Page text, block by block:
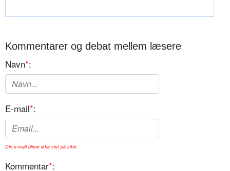
Kommentarer og debat mellem læsere
Navn*:
E-mail*:
Din e-mail bliver ikke vist på sitet.
Kommentar*: